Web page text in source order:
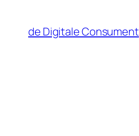
de Digitale Consument